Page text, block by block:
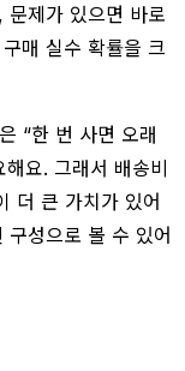
문제가 있으면 바로
매 실수 확률을 크
“한 번 사면 오래
요. 그래서 배송비
더 큰 가치가 있어
구성으로 볼 수 있어